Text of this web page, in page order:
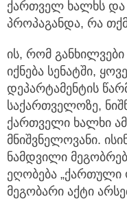
ქართველ ხალხს და
პროპაგანდა, რა
ის, რომ
იქნება სენატში,
დეპარტამენტის
საქართველოზე,
ქართველი ხალხი
მნიშვნელოვანი.
ნამდვილი
ეღობება „ქართული
მეგობარი აქტი